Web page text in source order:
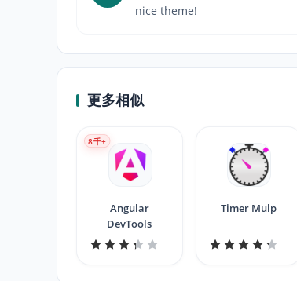
nice theme!
更多相似
Angular
DevTools
8千+
Timer Mulp